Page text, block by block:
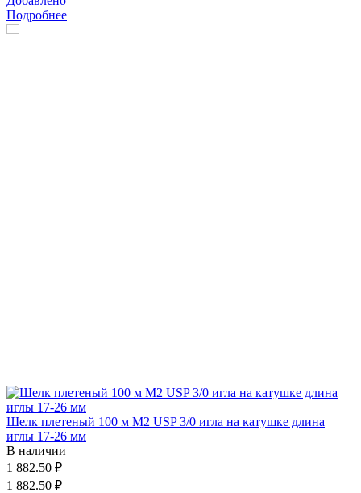
Подробнее
Шелк плетеный 100 м М2 USP 3/0 игла на катушке длина
иглы 17-26 мм
В наличии
1 882.50 ₽
1 882.50 ₽